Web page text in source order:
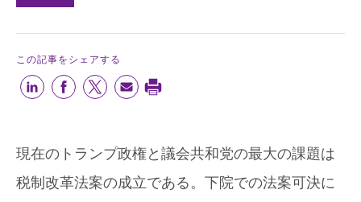
この記事をシェアする
現在のトランプ政権と議会共和党の最大の課題は
税制改革法案の成立である。下院での法案可決に